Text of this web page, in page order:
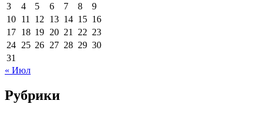
3
4 5 6 7 8
9
10 11 12 13 14 15 16
17 18 19 20 21 22 23
24 25 26 27 28 29 30
31
« Июл
Рубрики